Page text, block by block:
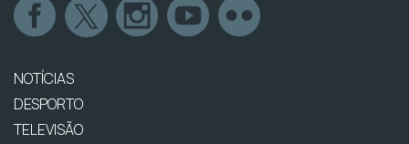
NOTÍCIAS
DESPORTO
TELEVISÃO